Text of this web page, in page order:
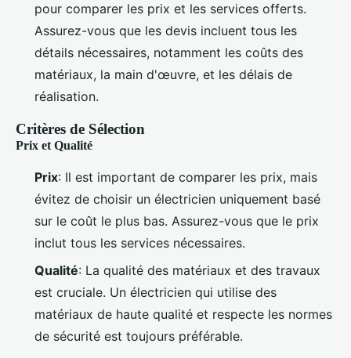
pour comparer les prix et les services offerts.
Assurez-vous que les devis incluent tous les
détails nécessaires, notamment les coûts des
matériaux, la main d'œuvre, et les délais de
réalisation.
Critères de Sélection
Prix et Qualité
Prix: Il est important de comparer les prix, mais
évitez de choisir un électricien uniquement basé
sur le coût le plus bas. Assurez-vous que le prix
inclut tous les services nécessaires.
Qualité: La qualité des matériaux et des travaux
est cruciale. Un électricien qui utilise des
matériaux de haute qualité et respecte les normes
de sécurité est toujours préférable.